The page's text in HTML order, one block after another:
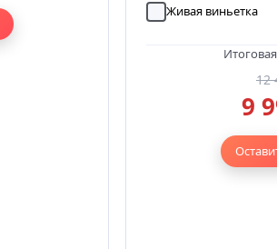
Живая виньетка
12
9